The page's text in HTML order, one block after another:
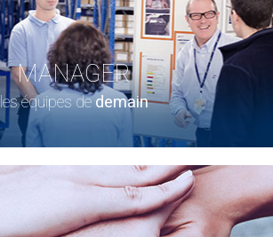
MANAGER
les équipes dedemain